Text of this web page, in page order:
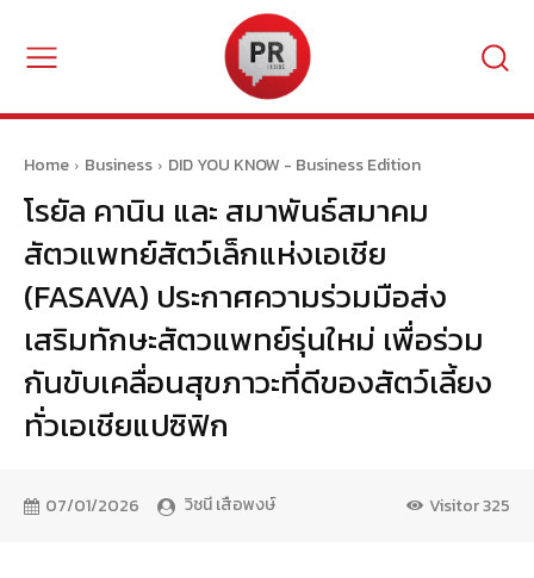
Home Business DID YOU KNOW - Business Edition
โรยัล คานิน และ สมาพันธ์สมาคม
สัตวแพทย์สัตว์เล็กแห่งเอเชีย
(FASAVA) ประกาศความร่วมมือส่ง
เสริมทักษะสัตวแพทย์รุ่นใหม่ เพื่อร่วม
กันขับเคลื่อนสุขภาวะที่ดีของสัตว์เลี้ยง
ทั่วเอเชียแปซิฟิก
07/01/2026 วิชนี เสือพงษ์ Visitor325